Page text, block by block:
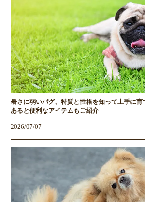
暑さに弱いパグ、特質と性格を知って上手に
あると便利なアイテムもご紹介
2026/07/07